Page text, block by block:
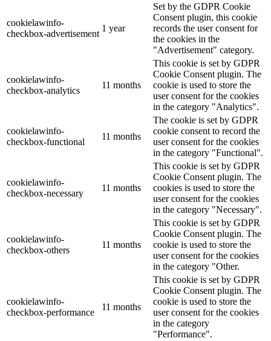
cookielawinfo-
checkbox-advertisement
1 year
Set by the GDPR Cookie
Consent plugin, this cookie
records the user consent for
the cookies in the
"Advertisement" category.
cookielawinfo-
checkbox-analytics
11 months
This cookie is set by GDPR
Cookie Consent plugin. The
cookie is used to store the
user consent for the cookies
in the category "Analytics".
cookielawinfo-
checkbox-functional
11 months
The cookie is set by GDPR
cookie consent to record the
user consent for the cookies
in the category "Functional".
cookielawinfo-
checkbox-necessary
11 months
This cookie is set by GDPR
Cookie Consent plugin. The
cookies is used to store the
user consent for the cookies
in the category "Necessary".
cookielawinfo-
checkbox-others
11 months
This cookie is set by GDPR
Cookie Consent plugin. The
cookie is used to store the
user consent for the cookies
in the category "Other.
cookielawinfo-
checkbox-performance
11 months
This cookie is set by GDPR
Cookie Consent plugin. The
cookie is used to store the
user consent for the cookies
in the category
"Performance".